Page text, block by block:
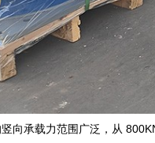
向承载力范围广泛，从